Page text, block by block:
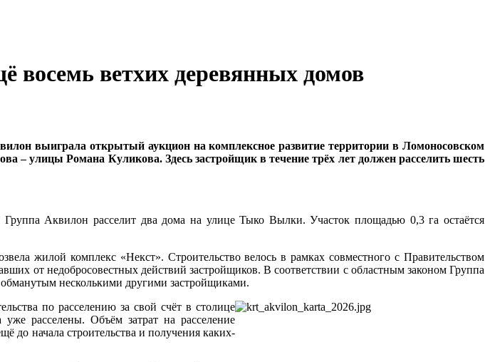
восемь ветхих деревянных домов
выиграла открытый аукцион на комплексное развитие территории в Ломоносовском
– улицы Романа Куликова. Здесь застройщик в течение трёх лет должен расселить шесть
Аквилон расселит два дома на улице Тыко Вылки. Участок площадью 0,3 га остаётся
жилой комплекс «Некст». Строительство велось в рамках совместного с Правительством
от недобросовестных действий застройщиков. В соответствии с областным законом Группа
несколькими другими застройщиками.
по расселению за свой счёт в столице
расселены. Объём затрат на расселение
до начала строительства и получения каких-